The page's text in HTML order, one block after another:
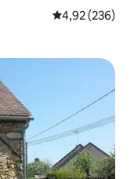
Gemiddelde
4,92 (236)